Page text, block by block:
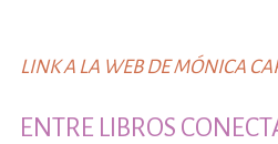
LINK A LA WEB DE MÓNICA
ENTRE LIBROS